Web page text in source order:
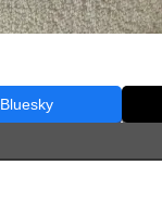
Bluesky